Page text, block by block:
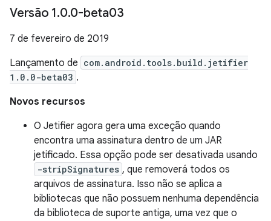
Versão 1.0.0-beta03
7 de fevereiro de 2019
Lançamento de com.android.tools.build.jetifier
1.0.0-beta03 .
Novos recursos
O Jetifier agora gera uma exceção quando
encontra uma assinatura dentro de um JAR
jetificado. Essa opção pode ser desativada usando
-stripSignatures , que removerá todos os
arquivos de assinatura. Isso não se aplica a
bibliotecas que não possuem nenhuma dependência
da biblioteca de suporte antiga, uma vez que o